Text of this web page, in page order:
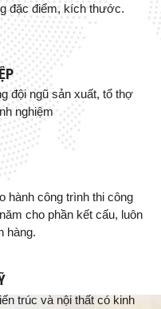
đặc điểm, kích thước.
đội ngũ sản xuất, tổ thợ
nghiệm
hành công trình thi công
cho phần kết cấu, luôn
hàng.
trúc và nội thất có kinh